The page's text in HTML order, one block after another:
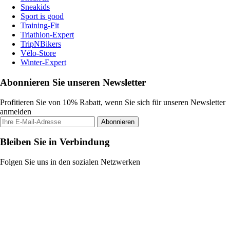
Sneakids
Sport is good
Training-Fit
Triathlon-Expert
TripNBikers
Vélo-Store
Winter-Expert
Abonnieren Sie unseren Newsletter
Profitieren Sie von 10% Rabatt, wenn Sie sich für unseren Newsletter
anmelden
Abonnieren
Bleiben Sie in Verbindung
Folgen Sie uns in den sozialen Netzwerken